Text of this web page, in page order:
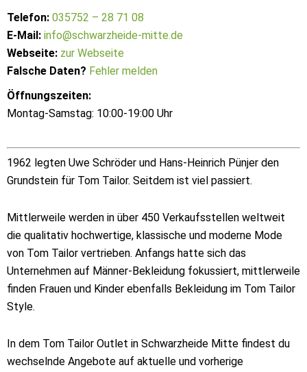
Telefon: 035752 – 28 71 08
E-Mail: info@schwarzheide-mitte.de
Webseite: zur Webseite
Falsche Daten? Fehler melden
Öffnungszeiten:
Montag-Samstag: 10:00-19:00 Uhr
1962 legten Uwe Schröder und Hans-Heinrich Pünjer den
Grundstein für Tom Tailor. Seitdem ist viel passiert.
Mittlerweile werden in über 450 Verkaufsstellen weltweit
die qualitativ hochwertige, klassische und moderne Mode
von Tom Tailor vertrieben. Anfangs hatte sich das
Unternehmen auf Männer-Bekleidung fokussiert, mittlerweile
finden Frauen und Kinder ebenfalls Bekleidung im Tom Tailor
Style.
In dem Tom Tailor Outlet in Schwarzheide Mitte findest du
wechselnde Angebote auf aktuelle und vorherige